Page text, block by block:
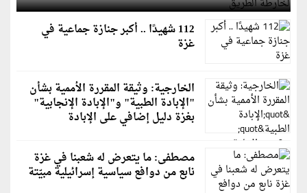
112 شهيدًا .. أكبر جنازة جماعية في
غزة
الخارجية: وثيقة المقررة الأممية بشأن
"الإبادة الطبية" و"الإبادة الإنجابية"
بغزة دليل إضافي على الإبادة
مصطفى: ما يتعرض له شعبنا في غزة
نابع من دوافع سياسية إسرائيلية مبيّتة